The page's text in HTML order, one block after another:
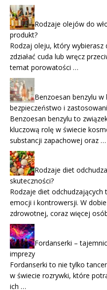
Rodzaje olejów do
produkt?
Rodzaj oleju, który wybierasz
zdziałać cuda lub wręcz
temat porowatości …
Benzoesan benzylu w
bezpieczeństwo i
Benzoesan benzylu to
kluczową rolę w świecie
substancji zapachowej oraz …
Rodzaje diet
skuteczności?
Rodzaje diet
emocji i kontrowersji. W
zdrowotnej, coraz więcej
Fordanserki –
imprezy
Fordanserki to nie tylko
w świecie rozrywki, które
ich …